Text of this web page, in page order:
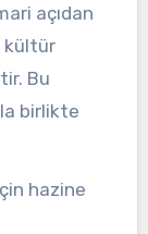
açıdan
kültür
Bu
birlikte
hazine